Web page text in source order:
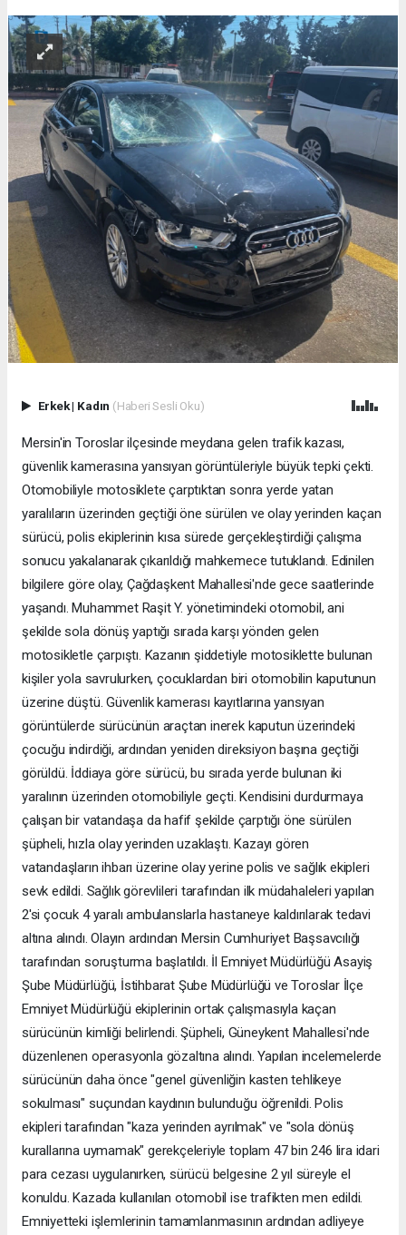
Erkek| Kadın (Haberi Sesli Oku)
Mersin'in Toroslar ilçesinde meydana gelen trafik kazası,
güvenlik kamerasına yansıyan görüntüleriyle büyük tepki çekti.
Otomobiliyle motosiklete çarptıktan sonra yerde yatan
yaralıların üzerinden geçtiği öne sürülen ve olay yerinden kaçan
sürücü, polis ekiplerinin kısa sürede gerçekleştirdiği çalışma
sonucu yakalanarak çıkarıldığı mahkemece tutuklandı. Edinilen
bilgilere göre olay, Çağdaşkent Mahallesi'nde gece saatlerinde
yaşandı. Muhammet Raşit Y. yönetimindeki otomobil, ani
şekilde sola dönüş yaptığı sırada karşı yönden gelen
motosikletle çarpıştı. Kazanın şiddetiyle motosiklette bulunan
kişiler yola savrulurken, çocuklardan biri otomobilin kaputunun
üzerine düştü. Güvenlik kamerası kayıtlarına yansıyan
görüntülerde sürücünün araçtan inerek kaputun üzerindeki
çocuğu indirdiği, ardından yeniden direksiyon başına geçtiği
görüldü. İddiaya göre sürücü, bu sırada yerde bulunan iki
yaralının üzerinden otomobiliyle geçti. Kendisini durdurmaya
çalışan bir vatandaşa da hafif şekilde çarptığı öne sürülen
şüpheli, hızla olay yerinden uzaklaştı. Kazayı gören
vatandaşların ihbarı üzerine olay yerine polis ve sağlık ekipleri
sevk edildi. Sağlık görevlileri tarafından ilk müdahaleleri yapılan
2'si çocuk 4 yaralı ambulanslarla hastaneye kaldırılarak tedavi
altına alındı. Olayın ardından Mersin Cumhuriyet Başsavcılığı
tarafından soruşturma başlatıldı. İl Emniyet Müdürlüğü Asayiş
Şube Müdürlüğü, İstihbarat Şube Müdürlüğü ve Toroslar İlçe
Emniyet Müdürlüğü ekiplerinin ortak çalışmasıyla kaçan
sürücünün kimliği belirlendi. Şüpheli, Güneykent Mahallesi'nde
düzenlenen operasyonla gözaltına alındı. Yapılan incelemelerde
sürücünün daha önce "genel güvenliğin kasten tehlikeye
sokulması" suçundan kaydının bulunduğu öğrenildi. Polis
ekipleri tarafından "kaza yerinden ayrılmak" ve "sola dönüş
kurallarına uymamak" gerekçeleriyle toplam 47 bin 246 lira idari
para cezası uygulanırken, sürücü belgesine 2 yıl süreyle el
konuldu. Kazada kullanılan otomobil ise trafikten men edildi.
Emniyetteki işlemlerinin tamamlanmasının ardından adliyeye